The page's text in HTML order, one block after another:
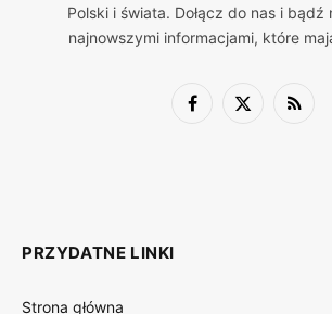
Polski i świata. Dołącz do nas i bądź
najnowszymi informacjami, które
Facebook
X
RSS
PRZYDATNE LINKI
Strona główna